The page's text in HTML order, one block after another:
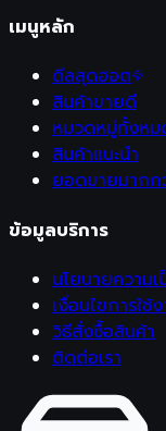
เมนูหลัก
ดีลสุดฮอต
สินค้าขายดี
หมวดหมู่ทั้งหม
สินค้าแนะนำ
ยอดขายมาก
ข้อมูลบริการ
นโยบายความ
เงื่อนไขการใช้
วิธีสั่งซื้อสินค้า
ติดต่อเรา